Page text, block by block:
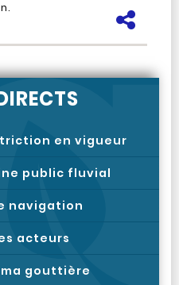
en vigueur
public fluvial
navigation
acteurs
gouttière